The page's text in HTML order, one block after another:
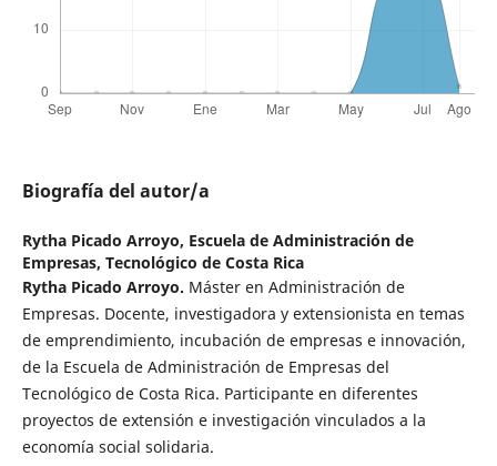
Biografía del autor/a
Rytha Picado Arroyo, Escuela de Administración de
Empresas, Tecnológico de Costa Rica
Rytha Picado Arroyo. Máster en Administración de
Empresas. Docente, investigadora y extensionista en temas
de emprendimiento, incubación de empresas e innovación,
de la Escuela de Administración de Empresas del
Tecnológico de Costa Rica. Participante en diferentes
proyectos de extensión e investigación vinculados a la
economía social solidaria.